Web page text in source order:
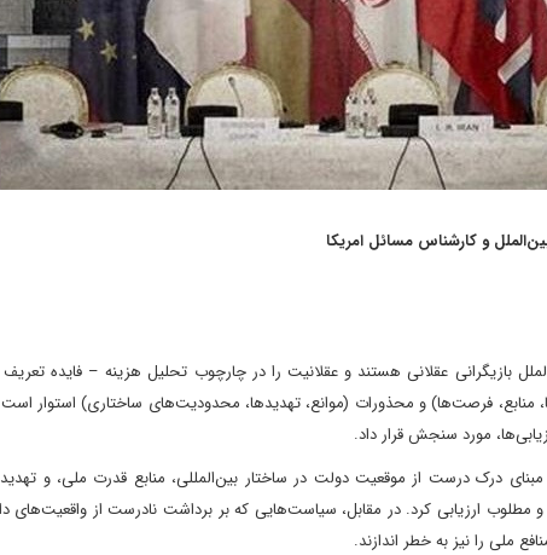
و کارشناس مسائل امریکا
بازیگرانی عقلانی هستند و عقلانیت را در چارچوب تحلیل هزینه – فایده
منابع، فرصت‌ها) و محذورات (موانع، تهدیدها، محدودیت‌های ساختاری) استوار
مورد سنجش قرار داد.
درک درست از موقعیت دولت در ساختار بین‌المللی، منابع قدرت ملی، و
ارزیابی کرد. در مقابل، سیاست‌هایی که بر برداشت نادرست از واقعیت‌های
ملی را نیز به خطر اندازند.